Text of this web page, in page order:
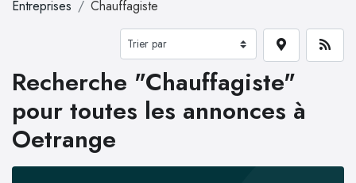
Entreprises Chauffagiste
Recherche "Chauffagiste"
pour toutes les annonces à
Oetrange